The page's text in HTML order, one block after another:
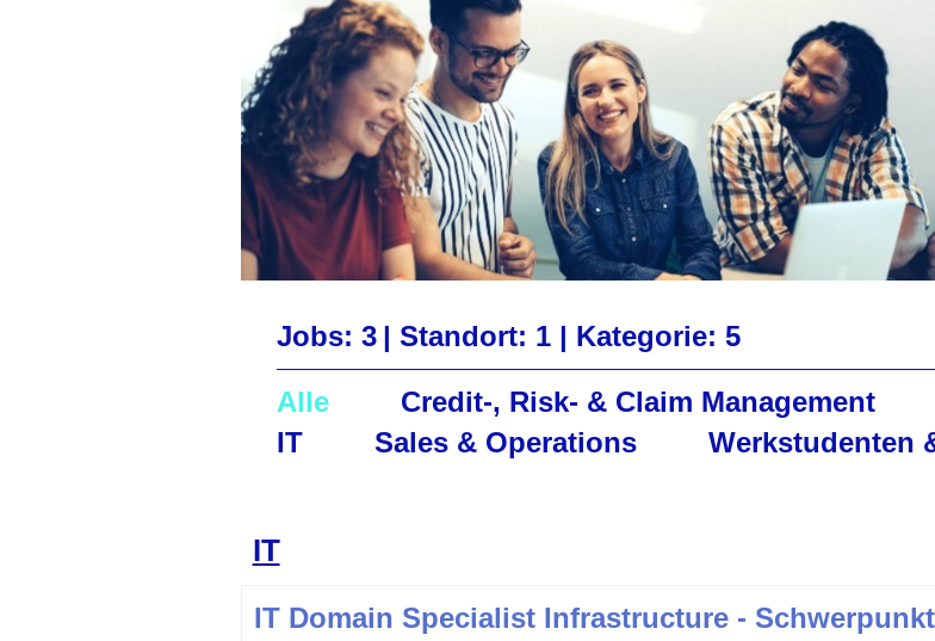
Jobs: 3 | Standort: 1 | Kategorie: 5
Alle Credit-, Risk- & Claim Management
IT
Sales & Operations Werkstudenten
IT
IT Domain Specialist Infrastructure -